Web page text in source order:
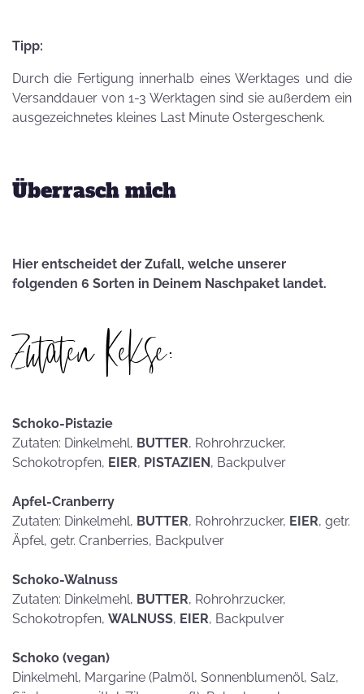
Tipp:
Durch die Fertigung innerhalb eines Werktages und die
Versanddauer von 1-3 Werktagen sind sie außerdem ein
ausgezeichnetes kleines Last Minute Ostergeschenk.
Überrasch mich
Hier entscheidet der Zufall, welche unserer
folgenden 6 Sorten in Deinem Naschpaket landet.
Zutaten Kekse:
Schoko-Pistazie
Zutaten: Dinkelmehl, BUTTER, Rohrohrzucker,
Schokotropfen, EIER, PISTAZIEN, Backpulver
Apfel-Cranberry
Zutaten: Dinkelmehl, BUTTER, Rohrohrzucker, EIER, getr.
Äpfel, getr. Cranberries, Backpulver
Schoko-Walnuss
Zutaten: Dinkelmehl, BUTTER, Rohrohrzucker,
Schokotropfen, WALNUSS, EIER, Backpulver
Schoko (vegan)
Dinkelmehl, Margarine (Palmöl, Sonnenblumenöl, Salz,